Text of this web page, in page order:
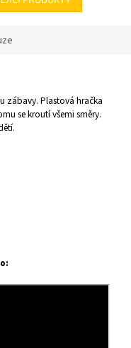
zábavy. Plastová hračka
se kroutí všemi směry.